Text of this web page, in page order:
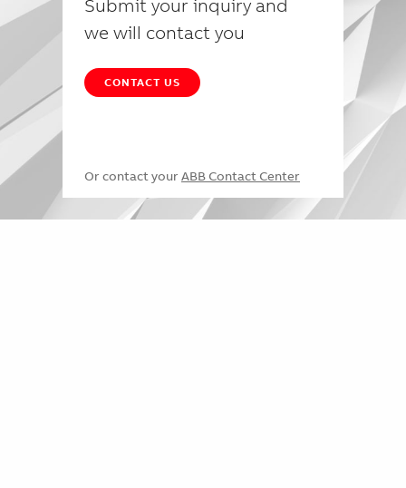
Submit your inquiry and
we will contact you
CONTACT US
Or contact your ABB Contact Center